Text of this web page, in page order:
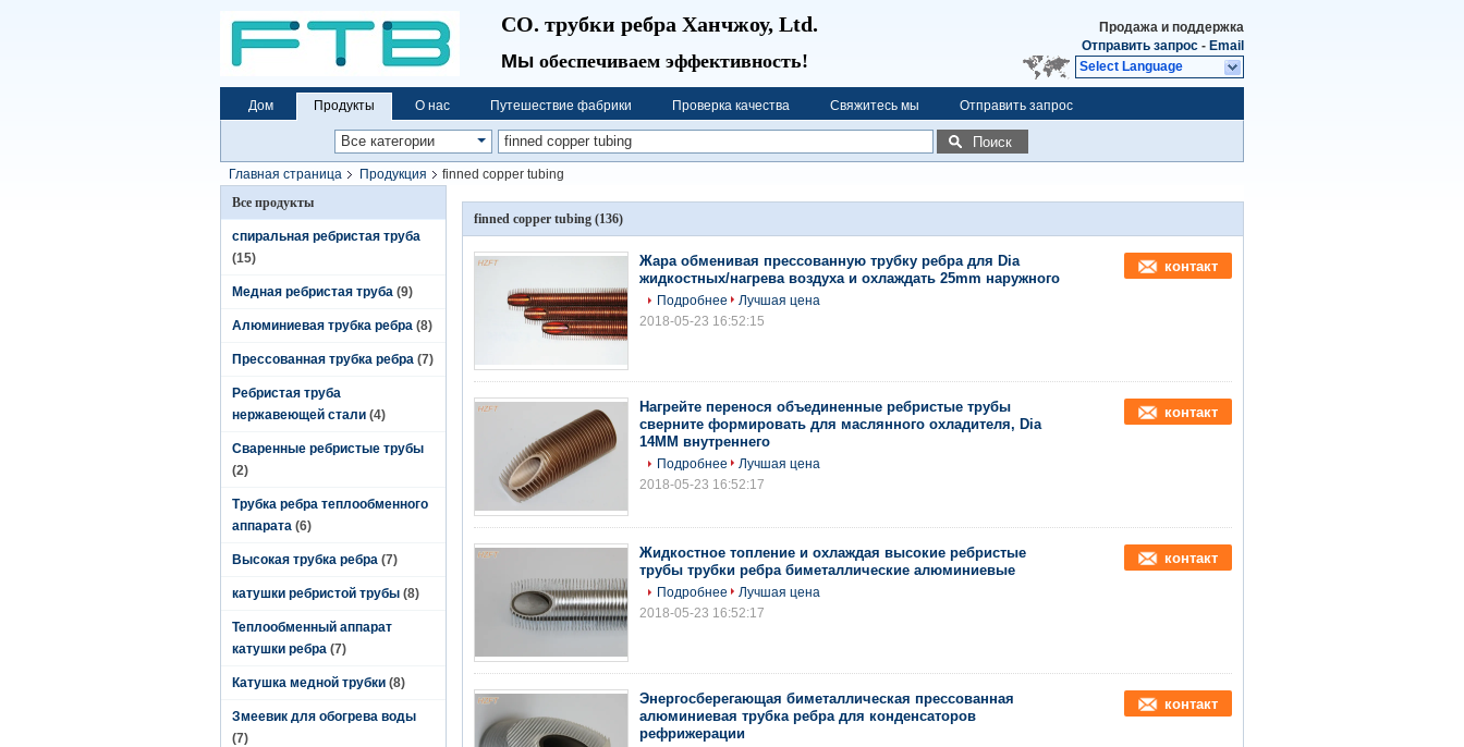
CO. трубки ребра Ханчжоу, Ltd.
Мы обеспечиваем эффективность!
Продажа и поддержка
Отправить запрос - Email
Select Language
Дом Продукты О нас Путешествие фабрики Проверка качества Свяжитесь мы Отправить запрос
Поиск
Главная страница Продукция
finned copper tubing
Все продукты
спиральная ребристая труба
(15)
Медная ребристая труба (9)
Алюминиевая трубка ребра (8)
Прессованная трубка ребра (7)
Ребристая труба
нержавеющей стали (4)
Сваренные ребристые трубы
(2)
Трубка ребра теплообменного
аппарата (6)
Высокая трубка ребра (7)
катушки ребристой трубы (8)
Теплообменный аппарат
катушки ребра (7)
Катушка медной трубки (8)
Змеевик для обогрева воды
(7)
finned copper tubing (136)
Жара обменивая прессованную трубку ребра для Dia
жидкостных/нагрева воздуха и охлаждать 25mm наружного
контакт
Подробнее
Лучшая цена
2018-05-23 16:52:15
Нагрейте перенося объединенные ребристые трубы
сверните формировать для маслянного охладителя, Dia
14MM внутреннего
контакт
Подробнее
Лучшая цена
2018-05-23 16:52:17
Жидкостное топление и охлаждая высокие ребристые
трубы трубки ребра биметаллические алюминиевые
контакт
Подробнее
Лучшая цена
2018-05-23 16:52:17
Энергосберегающая биметаллическая прессованная
алюминиевая трубка ребра для конденсаторов
рефрижерации
контакт